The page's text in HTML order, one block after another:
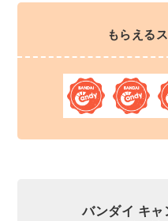
もらえる
バンダイ キャ